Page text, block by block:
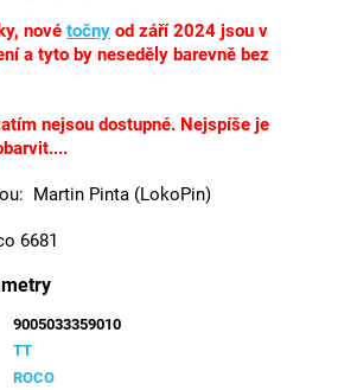
nové točny od září 2024 jsou v
a tyto by neseděly barevně bez
nejsou dostupné. Nejspíše je
Martin Pinta (LokoPin)
6681
9005033359010
TT
ROCO